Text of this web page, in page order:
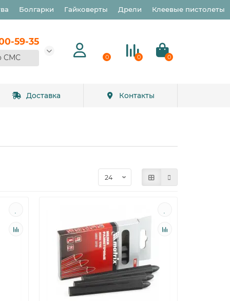
Болгарки Гайковерты Дрели Клеевые пистолеты
59-35
СМС 0 0 0
Доставка Контакты